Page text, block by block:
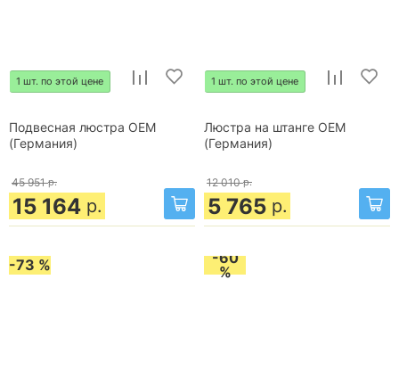
1 шт. по этой цене
Подвесная люстра OEM
(Германия)
45 951 р.
15 164 р.
1 шт. по этой цене
Люстра на штанге OEM
(Германия)
12 010 р.
5 765 р.
-73 %
-60
%